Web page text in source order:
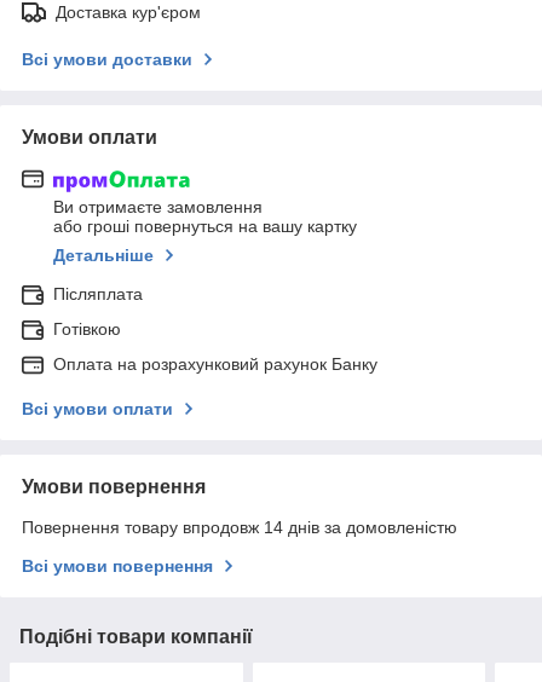
Доставка кур'єром
Всі умови доставки
Умови оплати
Ви отримаєте замовлення
або гроші повернуться на вашу картку
Детальніше
Післяплата
Готівкою
Оплата на розрахунковий рахунок Банку
Всі умови оплати
Умови повернення
Повернення товару впродовж 14 днів за домовленістю
Всі умови повернення
Подібні товари компанії